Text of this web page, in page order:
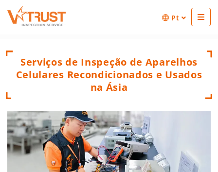
Pt
Serviços de Inspeção de Aparelhos
Celulares Recondicionados e Usados
na Ásia